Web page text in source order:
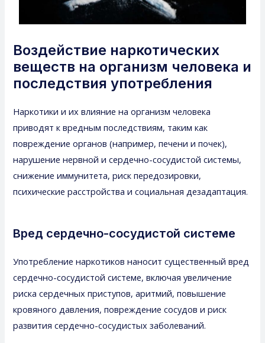
Воздействие наркотических
веществ на организм человека и
последствия употребления
Наркотики и их влияние на организм человека
приводят к вредным последствиям, таким как
повреждение органов (например, печени и почек),
нарушение нервной и сердечно-сосудистой системы,
снижение иммунитета, риск передозировки,
психические расстройства и социальная дезадаптация.
Вред сердечно-сосудистой системе
Употребление наркотиков наносит существенный вред
сердечно-сосудистой системе, включая увеличение
риска сердечных приступов, аритмий, повышение
кровяного давления, повреждение сосудов и риск
развития сердечно-сосудистых заболеваний.